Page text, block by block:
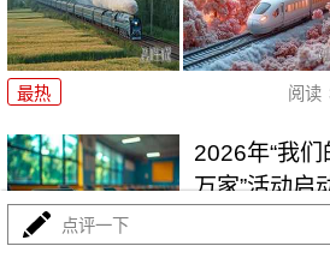
最热 阅读
2026年“我
万家”活动启
最热
点评一下